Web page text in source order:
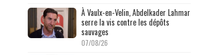
À Vaulx-en-Velin, Abdelkader Lahmar
serre la vis contre les dépôts
sauvages
07/08/26